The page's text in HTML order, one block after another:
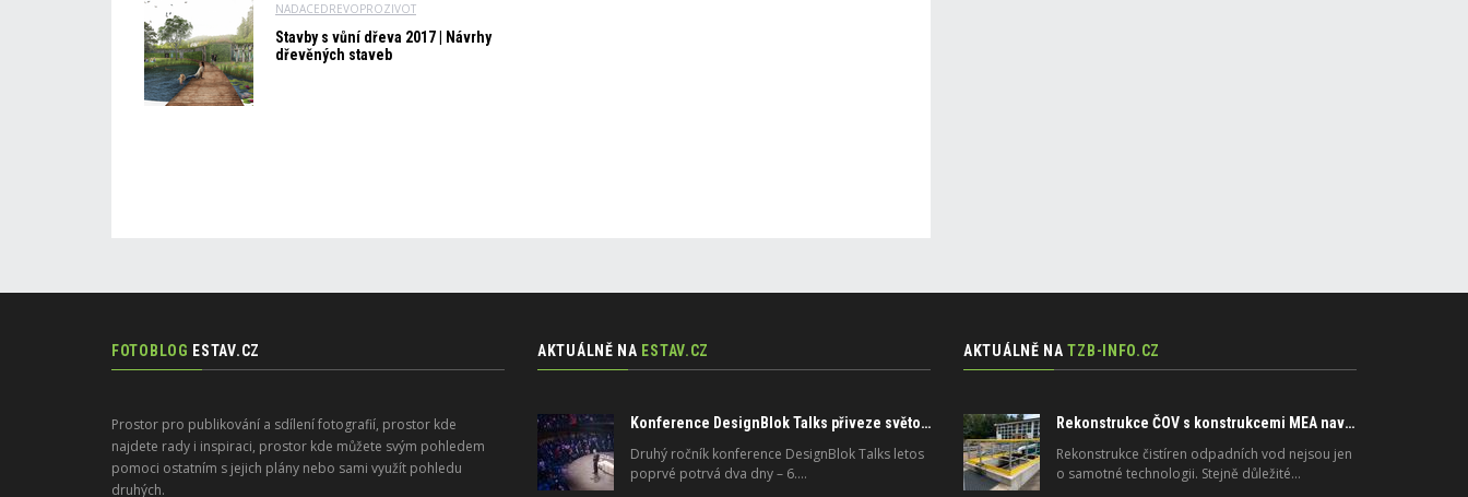
NADACEDREVOPROZIVOT
Stavby s vůní dřeva 2017 | Návrhy
dřevěných staveb
FOTOBLOG ESTAV.CZ
Prostor pro publikování a sdílení fotografií, prostor kde
najdete rady i inspiraci, prostor kde můžete svým pohledem
pomoci ostatním s jejich plány nebo sami využít pohledu
druhých.
AKTUÁLNĚ NA ESTAV.CZ
Konference DesignBlok Talks přiveze světové osobnosti designu a architektury
Druhý ročník konference DesignBlok Talks letos
poprvé potrvá dva dny – 6.…
AKTUÁLNĚ NA TZB-INFO.CZ
Rekonstrukce ČOV s konstrukcemi MEA navrženými na dlouhou životnost
Rekonstrukce čistíren odpadních vod nejsou jen
o samotné technologii. Stejně důležité…